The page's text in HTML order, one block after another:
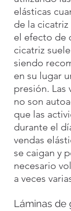
elásticas
de la cicatriz
el efecto de
cicatriz
siendo
en su lugar
presión. Las
no son
que las
durante el
vendas
se caigan y
necesario
a veces
Láminas de